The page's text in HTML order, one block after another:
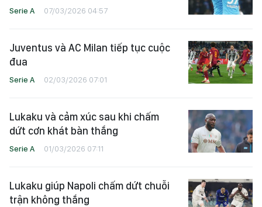
Serie A 07/03/2026 04:57
Juventus và AC Milan tiếp tục cuộc
đua
Serie A 02/03/2026 07:01
Lukaku và cảm xúc sau khi chấm
dứt cơn khát bàn thắng
Serie A 01/03/2026 07:11
Lukaku giúp Napoli chấm dứt chuỗi
trận không thắng